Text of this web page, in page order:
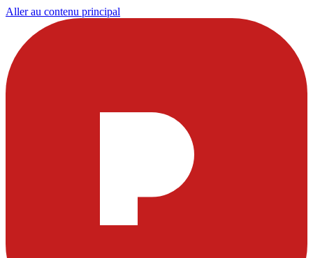
Aller au contenu principal